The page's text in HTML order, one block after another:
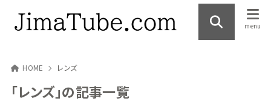
HOME レンズ
「レンズ」の記事一覧